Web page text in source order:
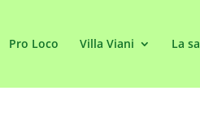
Pro Loco Villa Viani La